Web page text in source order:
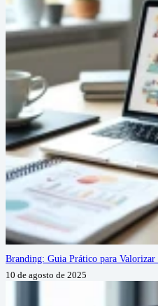
Branding: Guia Prático para Valorizar
10 de agosto de 2025